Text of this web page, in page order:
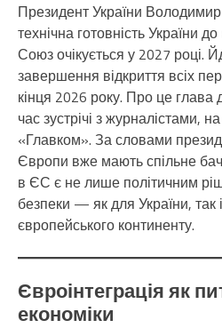
Президент України
технічна готовність України
Союз очікується у 2027 році.
завершення відкриття всіх
кінця 2026 року. Про це
час зустрічі з журналістами,
«Главком». За словами
Європи вже мають спільне
в ЄС є не лише політичним
безпеки — як для України, так
європейського континенту.
Євроінтеграція як
економіки